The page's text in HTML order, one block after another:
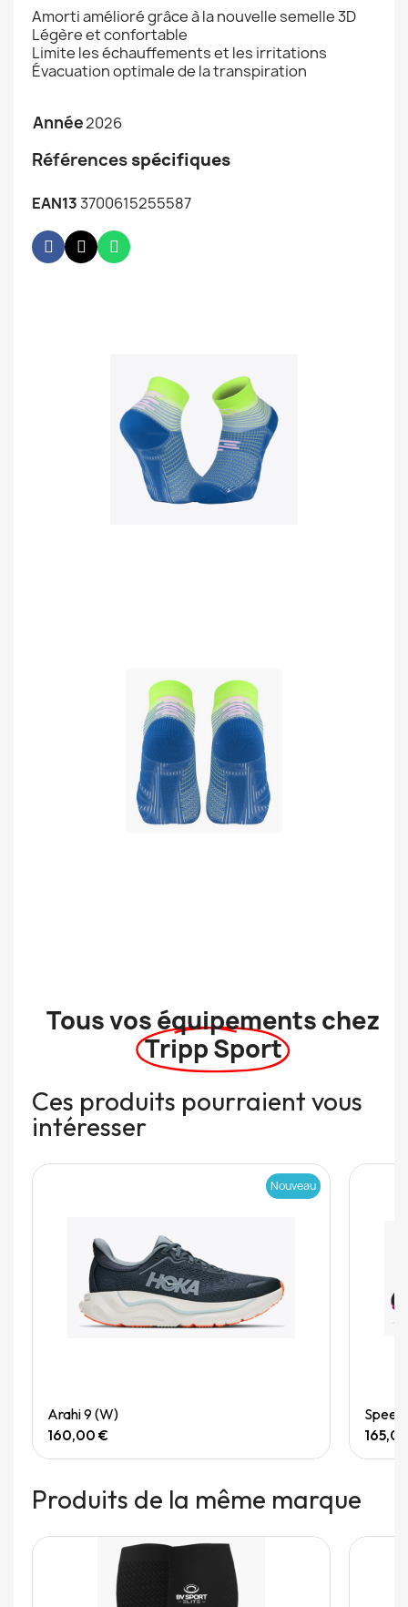
Amorti amélioré grâce à la nouvelle semelle 3D
Légère et confortable
Limite les échauffements et les irritations
Évacuation optimale de la transpiration
Année2026
Références spécifiques
EAN133700615255587
Tous vos équipements chez
Tripp Sport
Ces produits pourraient vous
intéresser
Nouveau
Arahi 9 (W)
160,00 €
Produits de la même marque